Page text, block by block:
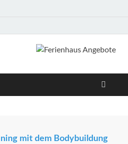
in Europa
mit dem Bodybuildung